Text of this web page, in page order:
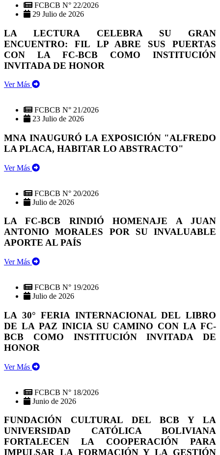
FCBCB N° 22/2026
29 Julio de 2026
LA LECTURA CELEBRA SU GRAN
ENCUENTRO: FIL LP ABRE SUS PUERTAS
CON LA FC-BCB COMO INSTITUCIÓN
INVITADA DE HONOR
Ver Más
FCBCB N° 21/2026
23 Julio de 2026
MNA INAUGURÓ LA EXPOSICIÓN "ALFREDO
LA PLACA, HABITAR LO ABSTRACTO"
Ver Más
FCBCB N° 20/2026
Julio de 2026
LA FC-BCB RINDIÓ HOMENAJE A JUAN
ANTONIO MORALES POR SU INVALUABLE
APORTE AL PAÍS
Ver Más
FCBCB N° 19/2026
Julio de 2026
LA 30° FERIA INTERNACIONAL DEL LIBRO
DE LA PAZ INICIA SU CAMINO CON LA FC-
BCB COMO INSTITUCIÓN INVITADA DE
HONOR
Ver Más
FCBCB N° 18/2026
Junio de 2026
FUNDACIÓN CULTURAL DEL BCB Y LA
UNIVERSIDAD CATÓLICA BOLIVIANA
FORTALECEN LA COOPERACIÓN PARA
IMPULSAR LA FORMACIÓN Y LA GESTIÓN